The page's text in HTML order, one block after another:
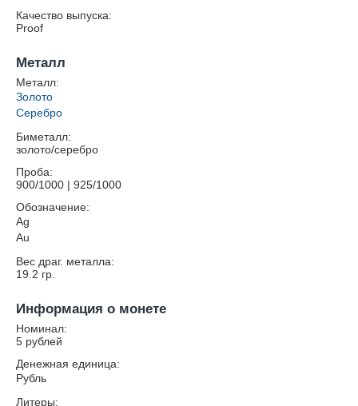
Качество выпуска:
Proof
Металл
Металл:
Золото
Серебро
Биметалл:
золото/серебро
Проба:
900/1000 | 925/1000
Обозначение:
Ag
Au
Вес драг. металла:
19.2 гр.
Информация о монете
Номинал:
5 рублей
Денежная единица:
Рубль
Литеры: